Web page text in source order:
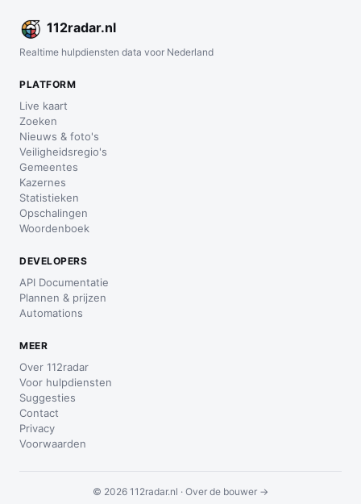
112radar.nl
Realtime hulpdiensten data voor Nederland
PLATFORM
Live kaart
Zoeken
Nieuws & foto's
Veiligheidsregio's
Gemeentes
Kazernes
Statistieken
Opschalingen
Woordenboek
DEVELOPERS
API Documentatie
Plannen & prijzen
Automations
MEER
Over 112radar
Voor hulpdiensten
Suggesties
Contact
Privacy
Voorwaarden
© 2026 112radar.nl · Over de bouwer →